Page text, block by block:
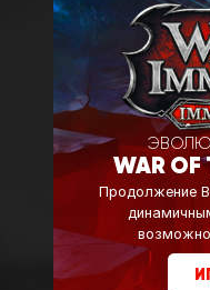
WAR OF
Продолжение